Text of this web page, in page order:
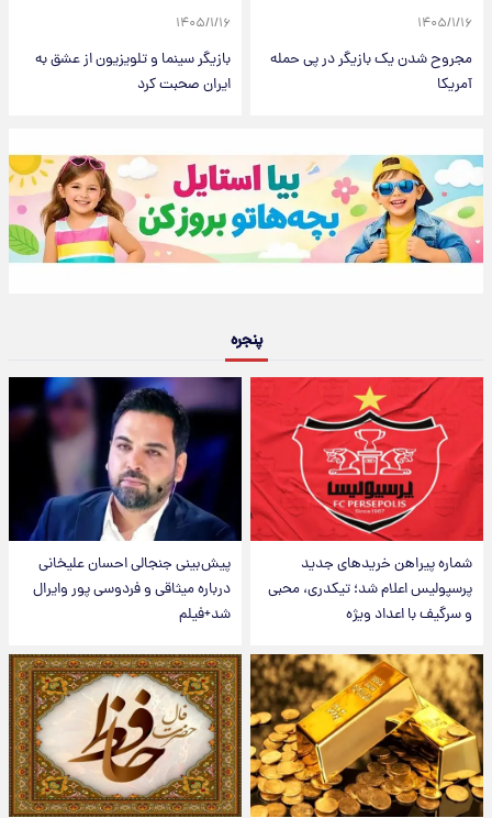
۱۴۰۵/۱/۱۶
مجروح شدن یک بازیگر در پی حمله
آمریکا
۱۴۰۵/۱/۱۶
بازیگر سینما و تلویزیون از عشق به
ایران صحبت کرد
پنجره
شماره پیراهن خریدهای جدید
پرسپولیس اعلام شد؛ تیکدری، محبی
و سرگیف با اعداد ویژه
پیش‌بینی جنجالی احسان علیخانی
درباره میثاقی و فردوسی پور وایرال
شد+فیلم